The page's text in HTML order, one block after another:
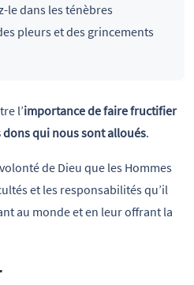
le dans les ténèbres
pleurs et des grincements
l’importance de faire fructifier
qui nous sont alloués.
de Dieu que les Hommes
et les responsabilités qu’il
au monde et en leur offrant la